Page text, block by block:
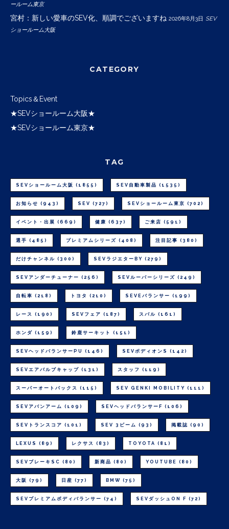
ールーム東京
宮村：新しい愛車のSEV化、順調でございますね 2026年8月3日 SEV
ショールーム大阪
CATEGORY
Topics＆Event
★SEVショールーム大阪★
★SEVショールーム東京★
TAG
SEVショールーム大阪 (1855) SEV自動車製品 (1535)
お知らせ (943) SEV (727) SEVショールーム東京 (702)
イベント・出展 (669) 健康 (637) ご来店 (591)
選手 (485) プレミアムシリーズ (408) 注目記事 (380)
だけチャンネル (300) SEVラジエターBY (279)
SEVアンダーチューナー (256) SEVルーパーシリーズ (249)
自転車 (218) トヨタ (210) SEVEバランサー (199)
レース (190) SEVフェア (187) スバル (161)
ホンダ (159) 鈴鹿サーキット (151)
SEVヘッドバランサーPU (146) SEVボディオンS (142)
SEVエアバルブキャップ (131) スタッフ (119)
スーパーオートバックス (115) SEV GENKI MOBILITY (111)
SEVアバンアーム (109) SEVヘッドバランサーF (106)
SEVトランスコア (101) SEV 3ビーム (93) 掲載誌 (90)
LEXUS (89) レクサス (83) TOYOTA (81)
SEVブレーキSC (80) 新商品 (80) YOUTUBE (80)
大阪 (79) 日産 (77) BMW (75)
SEVプレミアムボディバランサー (74) SEVダッシュON F (72)